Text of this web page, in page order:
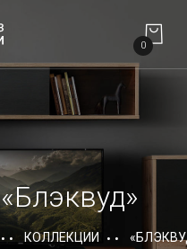
0
«Блэквуд»
КОЛЛЕКЦИИ